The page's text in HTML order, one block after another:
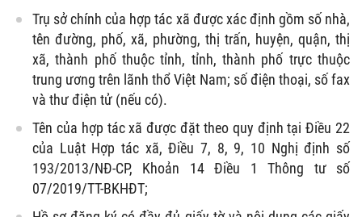
Trụ sở chính của hợp tác xã được xác định gồm số nhà,
tên đường, phố, xã, phường, thị trấn, huyện, quận, thị
xã, thành phố thuộc tỉnh, tỉnh, thành phố trực thuộc
trung ương trên lãnh thổ Việt Nam; số điện thoại, số fax
và thư điện tử (nếu có).
Tên của hợp tác xã được đặt theo quy định tại Điều 22
của Luật Hợp tác xã, Điều 7, 8, 9, 10 Nghị định số
193/2013/NĐ-CP, Khoản 14 Điều 1 Thông tư số
07/2019/TT-BKHĐT;